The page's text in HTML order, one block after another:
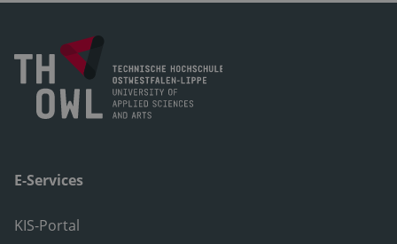
E-Services
KIS-Portal